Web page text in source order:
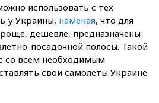
России
вчера, 19:45
нейтральный статус
фигуристкам Валиевой и
Трусовой
использовать с тех
у Украины, намекая, что для
дешевле, предназначены
посадочной полосы. Такой
со всем необходимым
свои самолеты Украине